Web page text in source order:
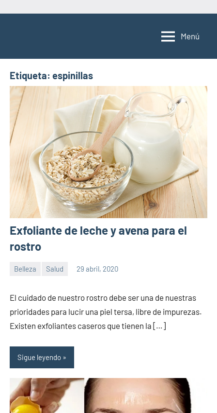
Menú
Etiqueta: espinillas
Exfoliante de leche y avena para el
rostro
Belleza Salud 29 abril, 2020
la
salud
comentarios
El cuidado de nuestro rostro debe ser una de nuestras
prioridades para lucir una piel tersa, libre de impurezas.
Existen exfoliantes caseros que tienen la […]
Sigue leyendo